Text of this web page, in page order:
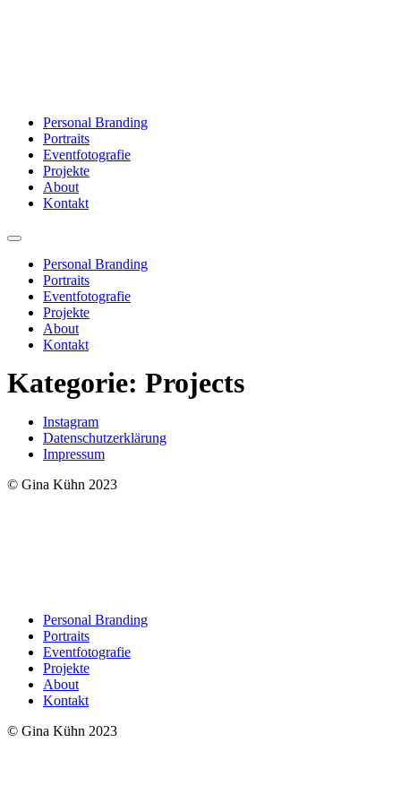
Personal Branding
Portraits
Eventfotografie
Projekte
About
Kontakt
Personal Branding
Portraits
Eventfotografie
Projekte
About
Kontakt
Kategorie: Projects
Instagram
Datenschutzerklärung
Impressum
© Gina Kühn 2023
Personal Branding
Portraits
Eventfotografie
Projekte
About
Kontakt
© Gina Kühn 2023